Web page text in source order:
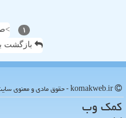
۱ >
بازگشت
كمك وب